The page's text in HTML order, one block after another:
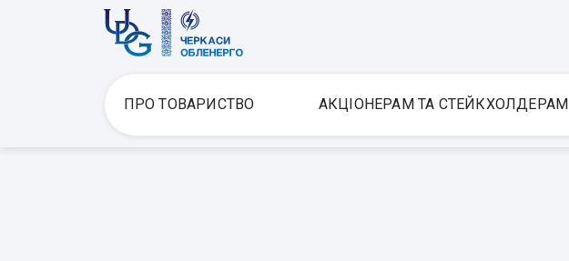
ПРО ТОВАРИСТВО АКЦІОНЕРАМ ТА СТЕЙКХОЛДЕРАМ